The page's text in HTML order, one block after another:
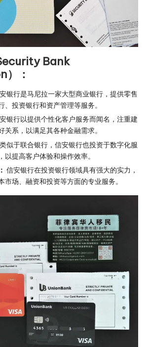
Bank
：
银行是马尼拉一家大型商业银行，提供零售
、投资银行和资产管理等服务。
银行以提供个性化客户服务而闻名，注重建
关系，以满足其各种金融需求。
类似于联合银行，信安银行也投资于数字化服
以提高客户体验和操作效率。
信安银行在投资银行领域具有强大的实力，
市场、融资和投资等方面的专业服务。